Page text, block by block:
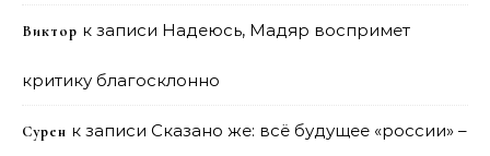
Виктор к записи Надеюсь, Мадяр воспримет
критику благосклонно
Сурен к записи Сказано же: всё будущее «россии» –